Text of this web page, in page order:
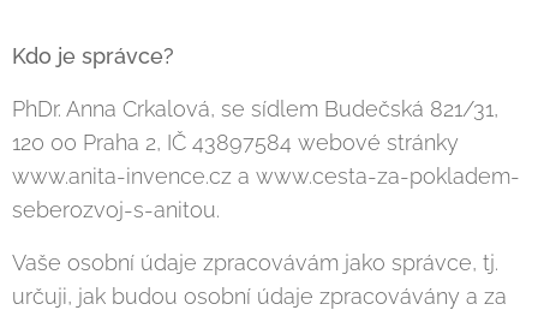
Kdo je správce?
PhDr. Anna Crkalová, se sídlem Budečská 821/31,
120 00 Praha 2, IČ 43897584 webové stránky
www.anita-invence.cz a www.cesta-za-pokladem-
seberozvoj-s-anitou.
Vaše osobní údaje zpracovávám jako správce, tj.
určuji, jak budou osobní údaje zpracovávány a za